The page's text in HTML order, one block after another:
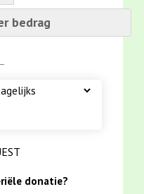
bedrag
donatie?